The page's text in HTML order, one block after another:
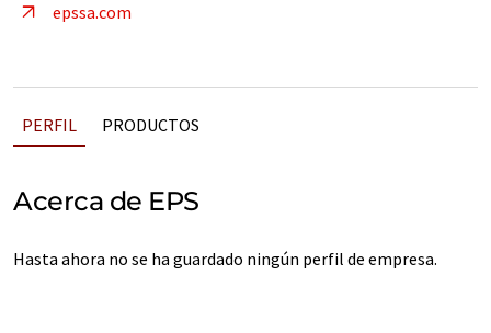
epssa.com
PERFIL PRODUCTOS
Acerca de EPS
Hasta ahora no se ha guardado ningún perfil de empresa.